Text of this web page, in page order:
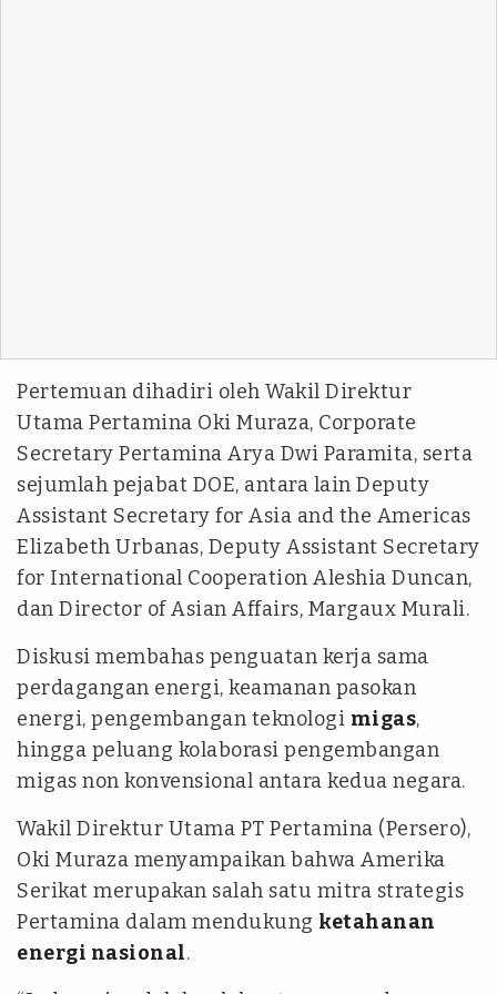
Pertemuan dihadiri oleh Wakil Direktur
Utama Pertamina Oki Muraza, Corporate
Secretary Pertamina Arya Dwi Paramita, serta
sejumlah pejabat DOE, antara lain Deputy
Assistant Secretary for Asia and the Americas
Elizabeth Urbanas, Deputy Assistant Secretary
for International Cooperation Aleshia Duncan,
dan Director of Asian Affairs, Margaux Murali.
Diskusi membahas penguatan kerja sama
perdagangan energi, keamanan pasokan
energi, pengembangan teknologi migas,
hingga peluang kolaborasi pengembangan
migas non konvensional antara kedua negara.
Wakil Direktur Utama PT Pertamina (Persero),
Oki Muraza menyampaikan bahwa Amerika
Serikat merupakan salah satu mitra strategis
Pertamina dalam mendukung ketahanan
energi nasional.